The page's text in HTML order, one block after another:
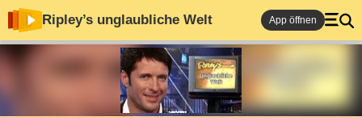
Ripley’s unglaubliche Welt App öffnen